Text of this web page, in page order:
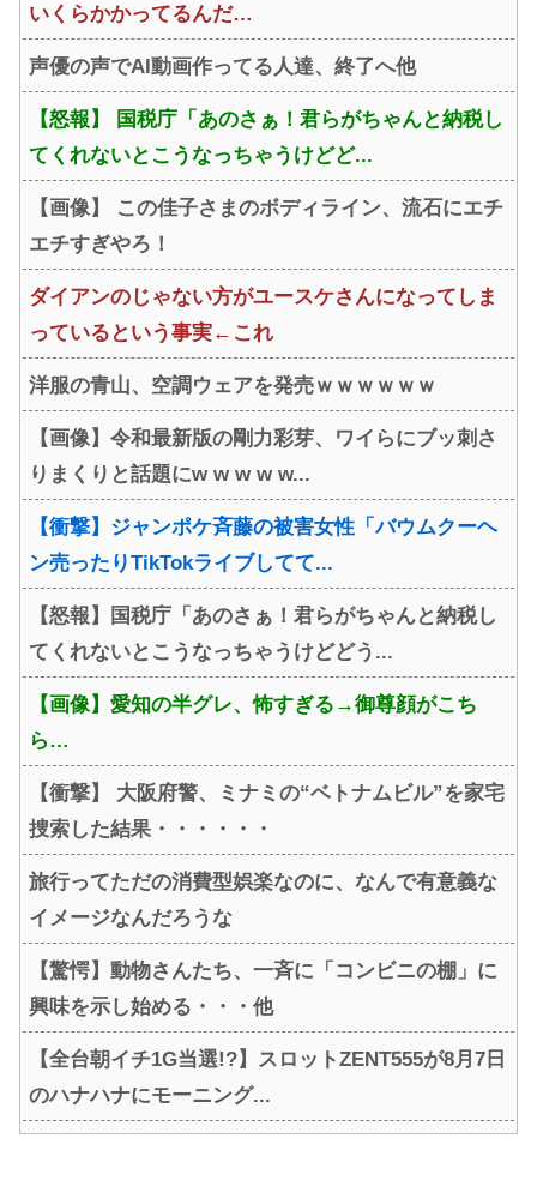
いくらかかってるんだ…
声優の声でAI動画作ってる人達、終了へ他
【怒報】 国税庁「あのさぁ！君らがちゃんと納税し
てくれないとこうなっちゃうけどど...
【画像】 この佳子さまのボディライン、流石にエチ
エチすぎやろ！
ダイアンのじゃない方がユースケさんになってしま
っているという事実←これ
洋服の青山、空調ウェアを発売ｗｗｗｗｗｗ
【画像】令和最新版の剛力彩芽、ワイらにブッ刺さ
りまくりと話題にw w w w w...
【衝撃】ジャンポケ斉藤の被害女性「バウムクーヘ
ン売ったりTikTokライブしてて...
【怒報】国税庁「あのさぁ！君らがちゃんと納税し
てくれないとこうなっちゃうけどどう...
【画像】愛知の半グレ、怖すぎる→御尊顔がこち
ら…
【衝撃】 大阪府警、ミナミの“ベトナムビル”を家宅
捜索した結果・・・・・・
旅行ってただの消費型娯楽なのに、なんで有意義な
イメージなんだろうな
【驚愕】動物さんたち、一斉に「コンビニの棚」に
興味を示し始める・・・他
【全台朝イチ1G当選!?】スロットZENT555が8月7日
のハナハナにモーニング...